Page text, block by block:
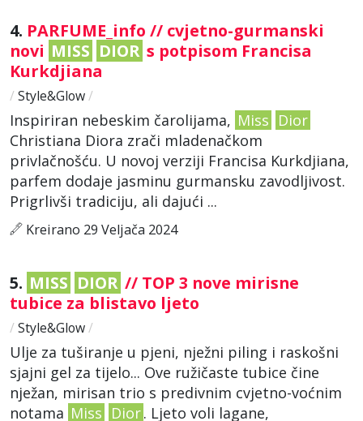
4. PARFUME_info // cvjetno-gurmanski
novi MISS DIOR s potpisom Francisa
Kurkdjiana
/ Style&Glow/
Inspiriran nebeskim čarolijama, Miss Dior
Christiana Diora zrači mladenačkom
privlačnošću. U novoj verziji Francisa Kurkdjiana,
parfem dodaje jasminu gurmansku zavodljivost.
Prigrlivši tradiciju, ali dajući ...
Kreirano 29 Veljača 2024
5. MISS DIOR // TOP 3 nove mirisne
tubice za blistavo ljeto
/ Style&Glow/
Ulje za tuširanje u pjeni, nježni piling i raskošni
sjajni gel za tijelo... Ove ružičaste tubice čine
nježan, mirisan trio s predivnim cvjetno-voćnim
notama Miss Dior. Ljeto voli lagane,